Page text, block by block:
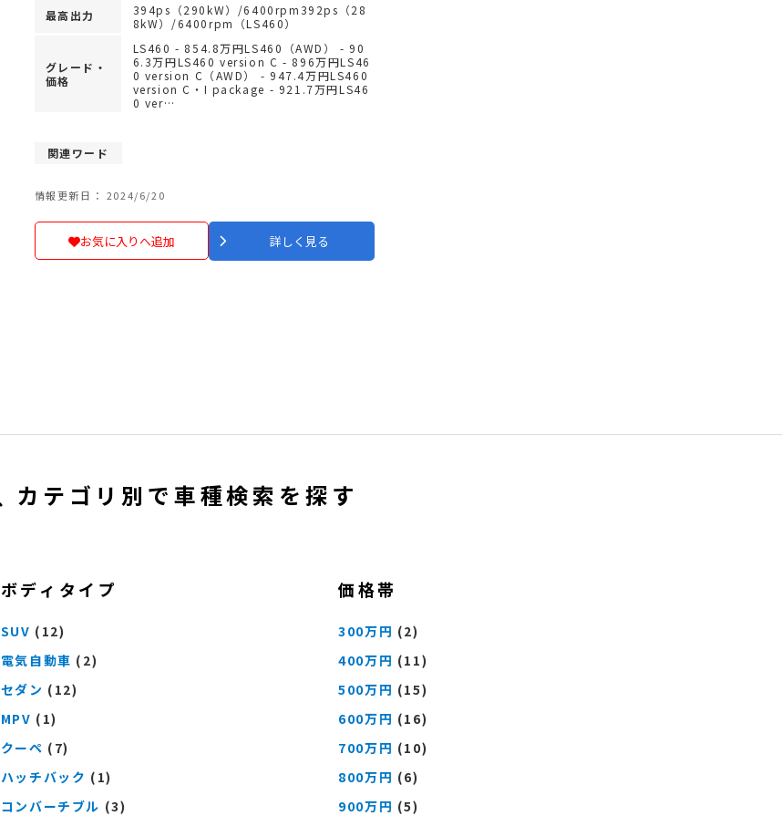
最高出力
394ps（290kW）/6400rpm392ps（28
8kW）/6400rpm（LS460）
グレード・
価格
LS460 - 854.8万円LS460（AWD） - 90
6.3万円LS460 version C - 896万円LS46
0 version C（AWD） - 947.4万円LS460
version C・I package - 921.7万円LS46
0 ver…
情報更新日： 2024/6/20
お気に入りへ追加 詳しく見る
関連ワード
カテゴリ別で車種検索を探す
ボディタイプ
SUV (12)
電気自動車 (2)
セダン (12)
MPV (1)
クーペ (7)
ハッチバック (1)
コンバーチブル (3)
価格帯
300万円 (2)
400万円 (11)
500万円 (15)
600万円 (16)
700万円 (10)
800万円 (6)
900万円 (5)